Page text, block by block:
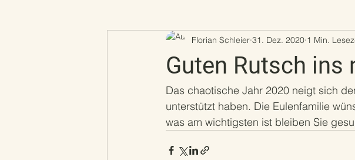
Guten Rutsch ins
Florian Schleier 31. Dez. 2020 1 Min.
Das chaotische Jahr 2020 neigt sich
unterstützt haben. Die Eulenfamilie
was am wichtigsten ist bleiben Sie